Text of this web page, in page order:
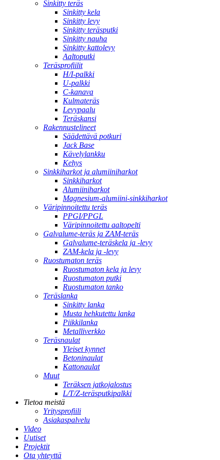
Sinkitty teräs
Sinkitty kela
Sinkitty levy
Sinkitty teräsputki
Sinkitty nauha
Sinkitty kattolevy
Aaltoputki
Teräsprofiilit
H/I-palkki
U-palkki
C-kanava
Kulmateräs
Levypaalu
Teräskansi
Rakennustelineet
Säädettävä potkuri
Jack Base
Kävelylankku
Kehys
Sinkkiharkot ja alumiiniharkot
Sinkkiharkot
Alumiiniharkot
Magnesium-alumiini-sinkkiharkot
Väripinnoitettu teräs
PPGI/PPGL
Väripinnoitettu aaltopelti
Galvalume-teräs ja ZAM-teräs
Galvalume-teräskela ja -levy
ZAM-kela ja -levy
Ruostumaton teräs
Ruostumaton kela ja levy
Ruostumaton putki
Ruostumaton tanko
Teräslanka
Sinkitty lanka
Musta hehkutettu lanka
Piikkilanka
Metalliverkko
Teräsnaulat
Yleiset kynnet
Betoninaulat
Kattonaulat
Muut
Teräksen jatkojalostus
L/T/Z-teräsputkipalkki
Tietoa meistä
Yritysprofiili
Asiakaspalvelu
Video
Uutiset
Projektit
Ota yhteyttä